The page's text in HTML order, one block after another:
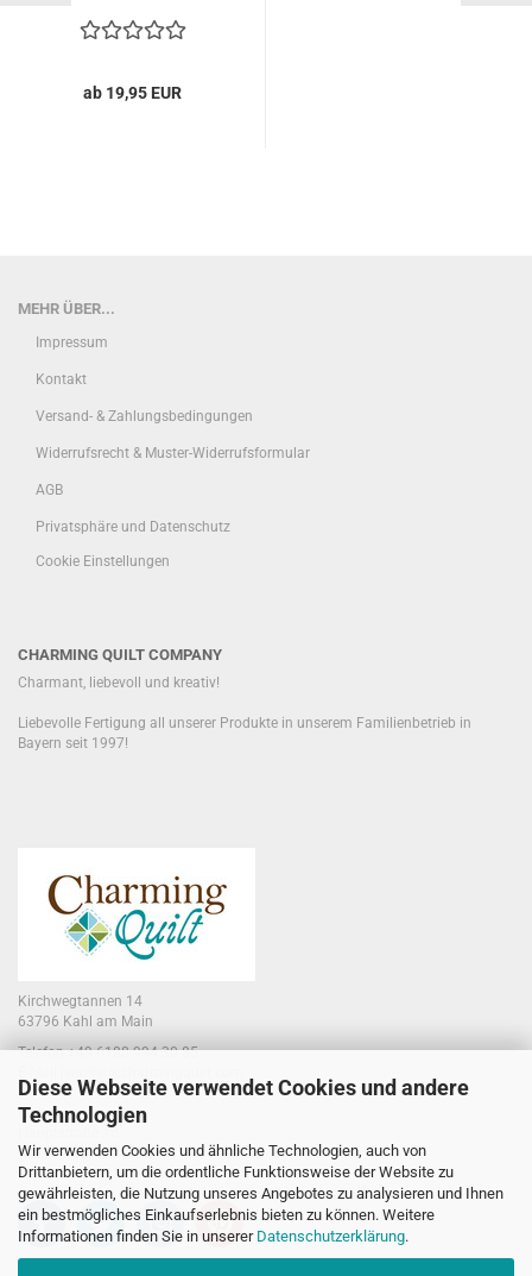
Diese Webseite verwendet Cookies und andere
Technologien
Wir verwenden Cookies und ähnliche Technologien, auch von
Drittanbietern, um die ordentliche Funktionsweise der Website zu
gewährleisten, die Nutzung unseres Angebotes zu analysieren und Ihnen
ein bestmögliches Einkaufserlebnis bieten zu können. Weitere
Informationen finden Sie in unserer Datenschutzerklärung.
ab 19,95 EUR
MEHR ÜBER...
Impressum
Kontakt
Versand- & Zahlungsbedingungen
Widerrufsrecht & Muster-Widerrufsformular
AGB
Privatsphäre und Datenschutz
Cookie Einstellungen
CHARMING QUILT COMPANY
Charmant, liebevoll und kreativ!
Liebevolle Fertigung all unserer Produkte in unserem Familienbetrieb in
Bayern seit 1997!
Kirchwegtannen 14
63796 Kahl am Main
Telefon +49 6188 994 30 85
Laden:
63796 Kahl am Main